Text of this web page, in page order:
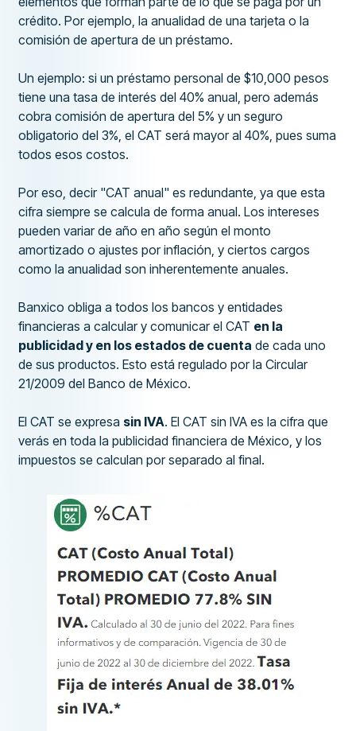
crédito. Por ejemplo, la anualidad de una tarjeta o la
comisión de apertura de un préstamo.
Un ejemplo: si un préstamo personal de $10,000 pesos
tiene una tasa de interés del 40% anual, pero además
cobra comisión de apertura del 5% y un seguro
obligatorio del 3%, el CAT será mayor al 40%, pues suma
todos esos costos.
Por eso, decir "CAT anual" es redundante, ya que esta
cifra siempre se calcula de forma anual. Los intereses
pueden variar de año en año según el monto
amortizado o ajustes por inflación, y ciertos cargos
como la anualidad son inherentemente anuales.
Banxico obliga a todos los bancos y entidades
financieras a calcular y comunicar el CAT en la
publicidad y en los estados de cuenta de cada uno
de sus productos. Esto está regulado por la Circular
21/2009 del Banco de México.
El CAT se expresa sin IVA. El CAT sin IVA es la cifra que
verás en toda la publicidad financiera de México, y los
impuestos se calculan por separado al final.